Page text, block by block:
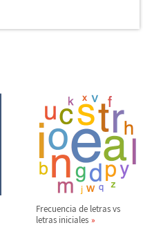
Frecuencia de letras vs
letras iniciales